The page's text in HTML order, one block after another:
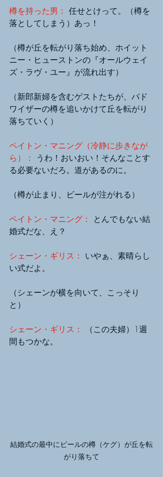
樽を持った男： 任せとけって。（樽を
落としてしまう）あっ！
（樽が丘を転がり落ち始め、ホイット
ニー・ヒューストンの『オールウェイ
ズ・ラヴ・ユー』が流れ出す）
（新郎新婦を含むゲストたちが、バド
ワイザーの樽を追いかけて丘を転がり
落ちていく）
ペイトン・マニング（冷静に歩きなが
ら）：
うわ！おいおい！そんなことす
る必要ないだろ。道があるのに。
（樽が止まり、ビールが注がれる）
ペイトン・マニング：
とんでもない結
婚式だな、え？
シェーン・ギリス： いやぁ、素晴らし
い式だよ。
（シェーンが横を向いて、こっそり
と）
シェーン・ギリス：
（この夫婦）1週
間もつかな。
結婚式の最中にビールの樽（ケグ）が丘を転
がり落ちて